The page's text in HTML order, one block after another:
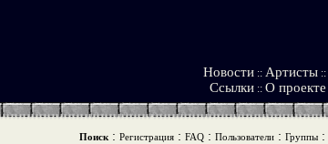
Новости :: Артисты ::
Ссылки :: О проекте
Поиск: Регистрация: FAQ: Пользователи: Группы: